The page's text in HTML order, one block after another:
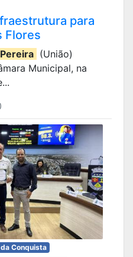
para
Flores
(União)
Municipal, na
Conquista